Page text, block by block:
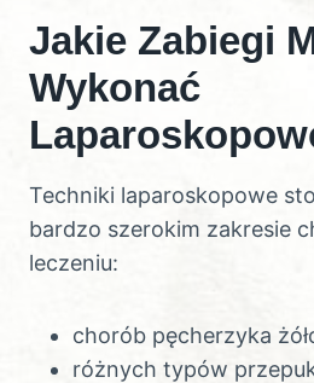
Jakie Zabiegi
Wykonać
Techniki laparoskopowe
bardzo szerokim zakresie
leczeniu:
chorób pęcherzyka
różnych typów